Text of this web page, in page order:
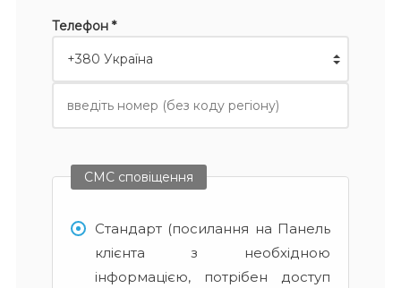
Телефон *
СМС сповіщення
Стандарт (посилання на Панель
клієнта з необхідною
інформацією, потрібен доступ